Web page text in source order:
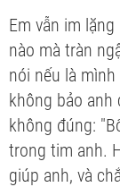
Em vẫn im
nào mà tràn
nói nếu là
không bảo anh
không đúng:
trong tim anh.
giúp anh, và